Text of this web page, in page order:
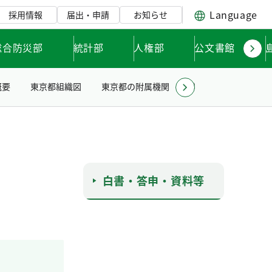
採用情報 届出・申請 お知らせ Language
防災部 統計部 人権部 公文書館
東京都組織図 東京都の附属機関 東京都職員「ライフ
白書・答申・資料等